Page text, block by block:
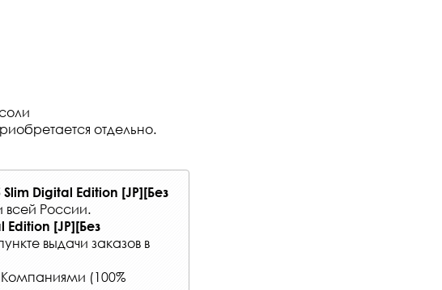
отдельно.
Digital Edition [JP][Без
всей России.
Edition [JP][Без
выдачи заказов в
(100%